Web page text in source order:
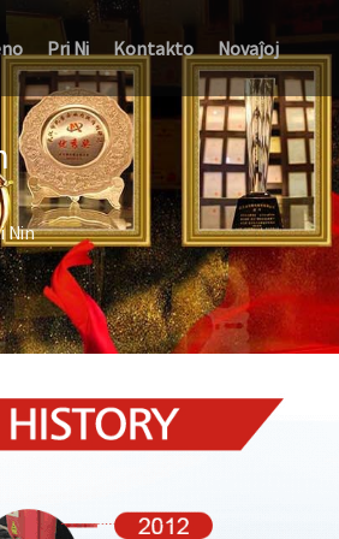
Pri Ni Kontakto Novaĵoj
Nin